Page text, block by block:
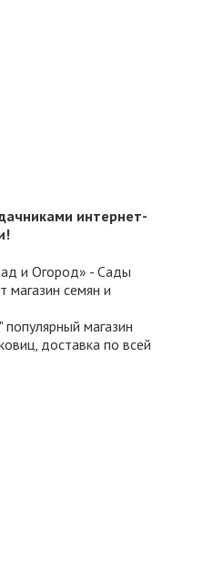
интернет-
и Огород» - Сады
магазин семян и
популярный магазин
доставка по всей